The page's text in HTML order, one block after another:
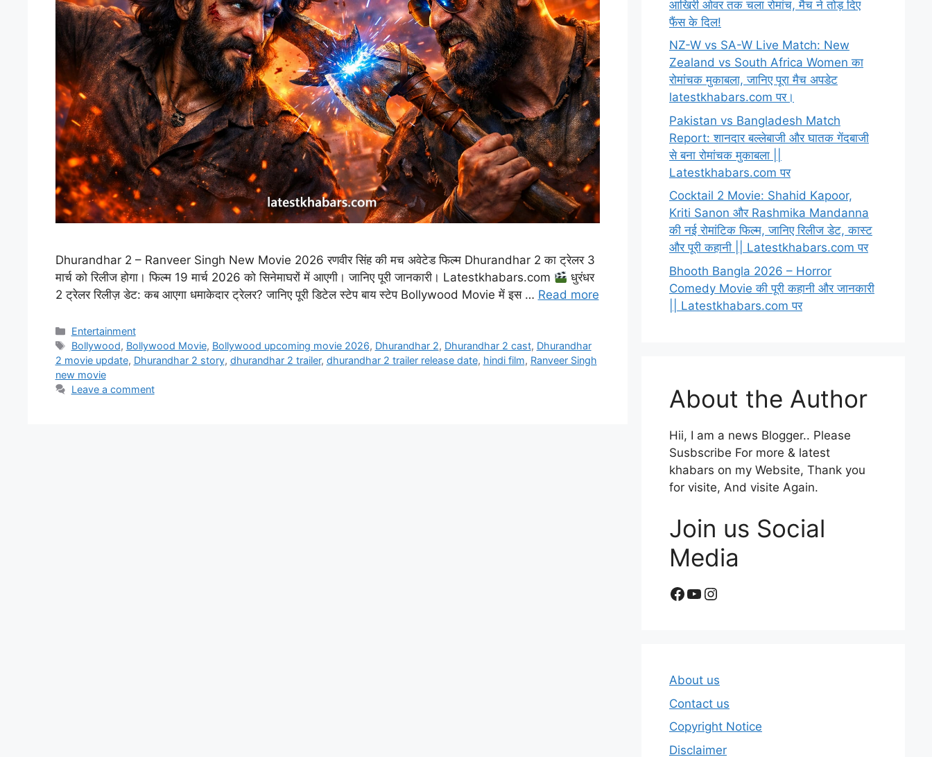
Dhurandhar 2 – Ranveer Singh New Movie 2026 रणवीर सिंह की मच अवेटेड फिल्म Dhurandhar 2 का ट्रेलर 3
मार्च को रिलीज होगा। फिल्म 19 मार्च 2026 को सिनेमाघरों में आएगी। जानिए पूरी जानकारी। Latestkhabars.com
धुरंधर
2 ट्रेलर रिलीज़ डेट: कब आएगा धमाकेदार ट्रेलर? जानिए पूरी डिटेल स्टेप बाय स्टेप Bollywood Movie में इस … Read more
Categories
Entertainment
Tags
Bollywood, Bollywood Movie, Bollywood upcoming movie 2026, Dhurandhar 2, Dhurandhar 2 cast, Dhurandhar
2 movie update, Dhurandhar 2 story, dhurandhar 2 trailer, dhurandhar 2 trailer release date, hindi film, Ranveer Singh
new movie
Leave a comment
आखिरी ओवर तक चला रोमांच, मैच ने तोड़ दिए
फैंस के दिल!
NZ-W vs SA-W Live Match: New
Zealand vs South Africa Women का
रोमांचक मुकाबला, जानिए पूरा मैच अपडेट
latestkhabars.com पर।
Pakistan vs Bangladesh Match
Report: शानदार बल्लेबाजी और घातक गेंदबाजी
से बना रोमांचक मुकाबला ||
Latestkhabars.com पर
Cocktail 2 Movie: Shahid Kapoor,
Kriti Sanon और Rashmika Mandanna
की नई रोमांटिक फिल्म, जानिए रिलीज डेट, कास्ट
और पूरी कहानी || Latestkhabars.com पर
Bhooth Bangla 2026 – Horror
Comedy Movie की पूरी कहानी और जानकारी
|| Latestkhabars.com पर
About the Author
Hii, I am a news Blogger.. Please
Susbscribe For more & latest
khabars on my Website, Thank you
for visite, And visite Again.
Join us Social
Media
Facebook
YouTube
Instagram
About us
Contact us
Copyright Notice
Disclaimer